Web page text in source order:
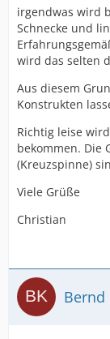
irgendwas wird
Schnecke und
wird das selten
Aus diesem
Konstrukten
Richtig leise
bekommen. Die
(Kreuzspinne)
Viele Grüße
Christian
Bernd